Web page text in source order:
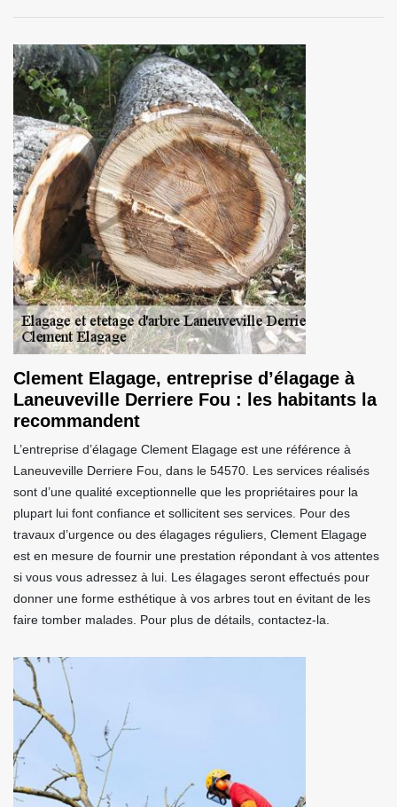
Clement Elagage, entreprise d’élagage à
Laneuveville Derriere Fou : les habitants la
recommandent
L’entreprise d’élagage Clement Elagage est une référence à
Laneuveville Derriere Fou, dans le 54570. Les services réalisés
sont d’une qualité exceptionnelle que les propriétaires pour la
plupart lui font confiance et sollicitent ses services. Pour des
travaux d’urgence ou des élagages réguliers, Clement Elagage
est en mesure de fournir une prestation répondant à vos attentes
si vous vous adressez à lui. Les élagages seront effectués pour
donner une forme esthétique à vos arbres tout en évitant de les
faire tomber malades. Pour plus de détails, contactez-la.